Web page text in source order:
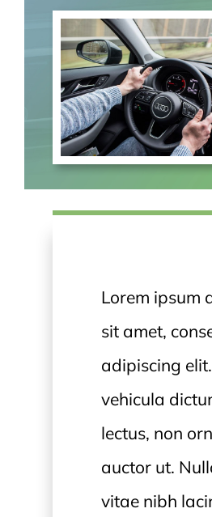
Lorem ipsum
sit amet,
adipiscing
vehicula
lectus, non
auctor ut.
vitae nibh